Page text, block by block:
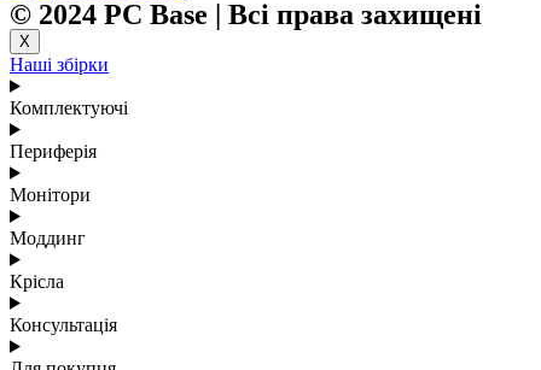
© 2024 PC Base | Всі права захищені
X
Наші збірки
Комплектуючі
Периферія
Монітори
Моддинг
Крісла
Консультація